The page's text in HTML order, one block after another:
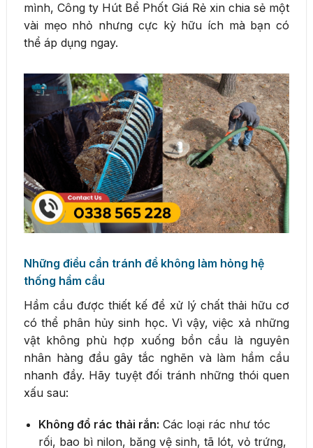
mình, Công ty Hút Bể Phốt Giá Rẻ xin chia sẻ một
vài mẹo nhỏ nhưng cực kỳ hữu ích mà bạn có
thể áp dụng ngay.
Những điều cần tránh để không làm hỏng hệ
thống hầm cầu
Hầm cầu được thiết kế để xử lý chất thải hữu cơ
có thể phân hủy sinh học. Vì vậy, việc xả những
vật không phù hợp xuống bồn cầu là nguyên
nhân hàng đầu gây tắc nghẽn và làm hầm cầu
nhanh đầy. Hãy tuyệt đối tránh những thói quen
xấu sau:
Không đổ rác thải rắn: Các loại rác như tóc
rối, bao bì nilon, băng vệ sinh, tã lót, vỏ trứng,